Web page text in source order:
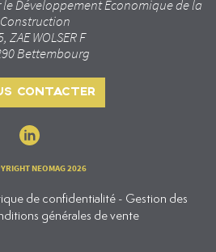
le Développement Économique de la
Construction
ZAE WOLSER F
Bettembourg
CONTACTER
NEOMAG 2026
de confidentialité - Gestion des
générales de vente